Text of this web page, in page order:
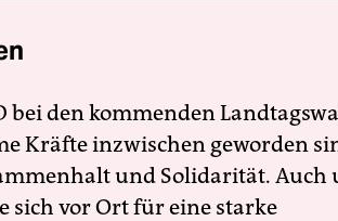
bei den kommenden
Kräfte inzwischen geworden
und Solidarität. Auch
sich vor Ort für eine starke